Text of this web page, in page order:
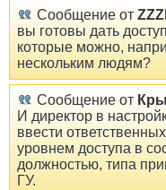
Сообщение от
вы готовы дать
которые можно,
нескольким людям?
Сообщение от
И директор в
ввести
уровнем доступа в
должностью, типа
ГУ.